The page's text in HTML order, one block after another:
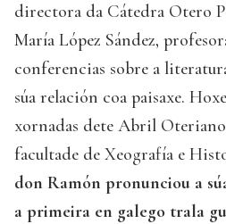
directora da Cátedra Otero
María López Sández,
conferencias sobre a
súa relación coa paisaxe.
xornadas dete Abril
facultade de Xeografía e
don Ramón pronunciou a
a primeira en galego trala